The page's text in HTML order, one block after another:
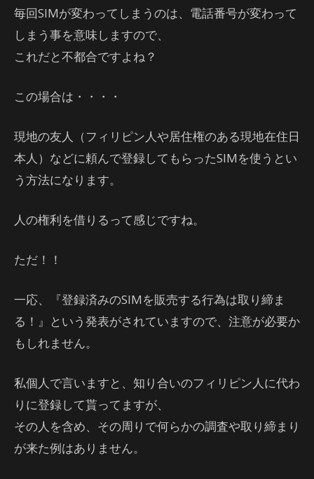
毎回SIMが変わってしまうのは、電話番号が変わって
しまう事を意味しますので、
これだと不都合ですよね？
この場合は・・・・
現地の友人（フィリピン人や居住権のある現地在住日
本人）などに頼んで登録してもらったSIMを使うとい
う方法になります。
人の権利を借りるって感じですね。
ただ！！
一応、『登録済みのSIMを販売する行為は取り締ま
る！』という発表がされていますので、注意が必要か
もしれません。
私個人で言いますと、知り合いのフィリピン人に代わ
りに登録して貰ってますが、
その人を含め、その周りで何らかの調査や取り締まり
が来た例はありません。